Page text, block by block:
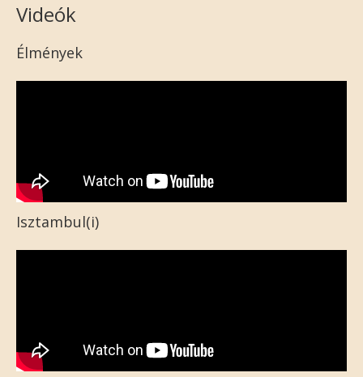
Videók
Élmények
Isztambul(i)